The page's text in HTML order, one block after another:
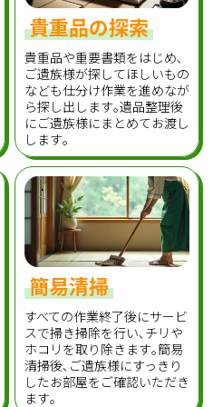
貴重品の探索
貴重品や重要書類をはじめ､
ご遺族様が探してほしいもの
なども仕分け作業を進めなが
ら探し出します｡遺品整理後
にご遺族様にまとめてお渡し
します｡
簡易清掃
すべての作業終了後にサービ
スで掃き掃除を行い､チリや
ホコリを取り除きます｡簡易
清掃後､ご遺族様にすっきり
したお部屋をご確認いただき
ます｡